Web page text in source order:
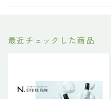
最近チェックした商品